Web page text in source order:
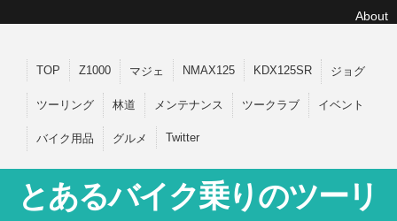
About
TOP Z1000 マジェ NMAX125 KDX125SR ジョグ
ツーリング 林道 メンテナンス ツークラブ イベント
バイク用品 グルメ Twitter
とあるバイク乗りのツーリ